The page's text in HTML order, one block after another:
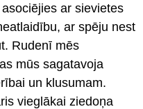
ar sievietes
ar spēju nest
Rudenī mēs
mūs sagatavoja
un klusumam.
vieglākai ziedoņa